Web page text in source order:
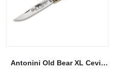
Antonini Old Bear XL Ceviz